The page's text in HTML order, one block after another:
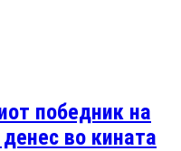
победник на
во кината